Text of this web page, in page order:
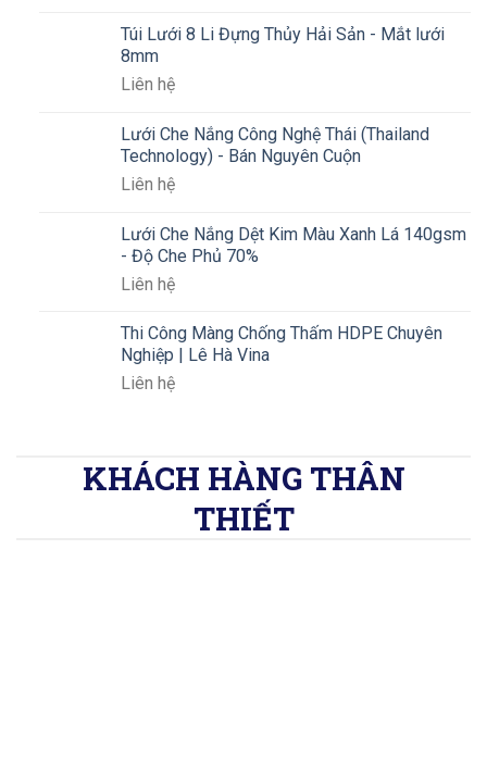
Túi Lưới 8 Li Đựng Thủy Hải Sản - Mắt lưới
8mm
Liên hệ
Lưới Che Nắng Công Nghệ Thái (Thailand
Technology) - Bán Nguyên Cuộn
Liên hệ
Lưới Che Nắng Dệt Kim Màu Xanh Lá 140gsm
- Độ Che Phủ 70%
Liên hệ
Thi Công Màng Chống Thấm HDPE Chuyên
Nghiệp | Lê Hà Vina
Liên hệ
KHÁCH HÀNG THÂN
THIẾT